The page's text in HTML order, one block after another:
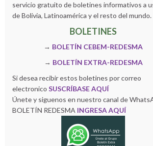
servicio gratuito de boletines informativos a
de Bolivia, Latinoamérica y el resto del mundo.
BOLETINES
→ BOLETÍN CEBEM-REDESMA
→ BOLETÍN EXTRA-REDESMA
Si desea recibir estos boletines por correo
electronico SUSCRÍBASE AQUÍ
Únete y siguenos en nuestro canal de
BOLETÍN REDESMA INGRESA AQUÍ